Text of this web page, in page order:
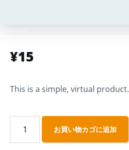
¥15
This is a simple, virtual product.
お買い物カゴに追加